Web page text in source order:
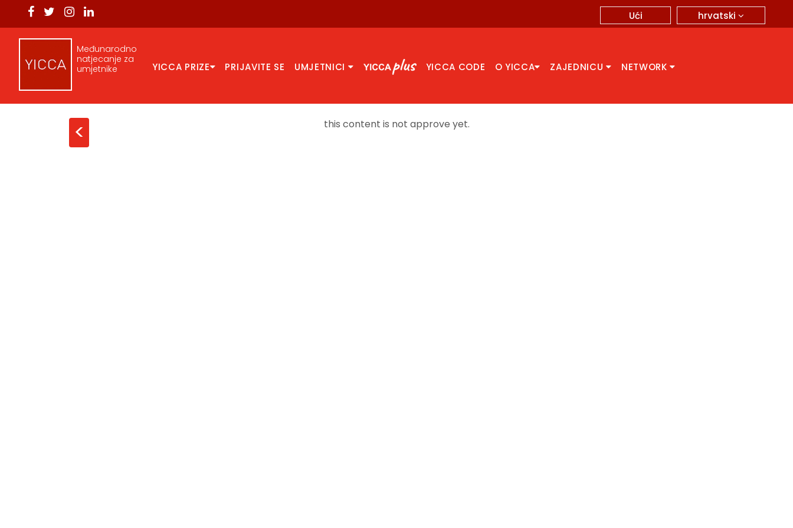
hrvatski
Ući
Međunarodno
natjecanje za
umjetnike
YICCA PRIZE PRIJAVITE SE UMJETNICI YICCA CODE O YICCA ZAJEDNICU NETWORK
< this content is not approve yet.